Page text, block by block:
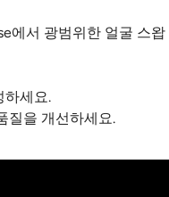
에서 광범위한 얼굴 스
하세요.
질을 개선하세요.